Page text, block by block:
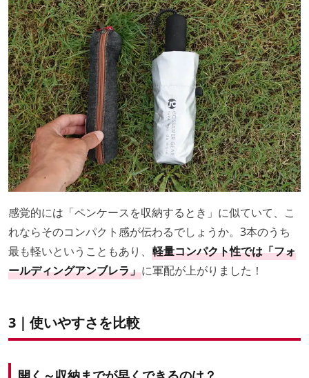
感覚的には「ペンケースを収納するとき」に似ていて、こ
れならそのコンパクト感が伝わるでしょうか。3本のうち
最も軽いということもあり、 軽量コンパクト性では「フォ
ールディングアンブレラ」に軍配が上がりました！
3｜使いやすさを比較